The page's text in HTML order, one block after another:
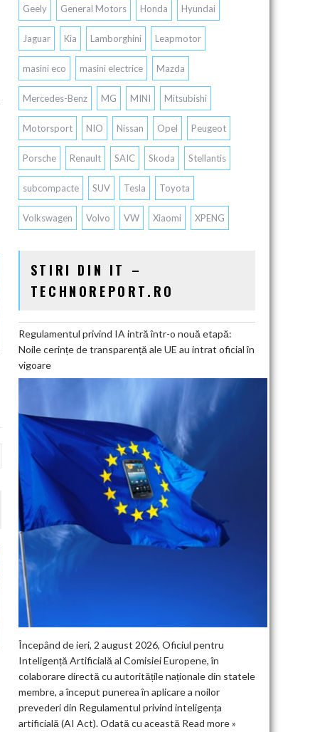
Geely General Motors Honda Hyundai
Jaguar Kia Lamborghini Leapmotor
masini eco masini electrice Mazda
Mercedes-Benz MG MINI Mitsubishi
Motorsport NIO Nissan Opel Peugeot
Porsche Renault SAIC Skoda Stellantis
subcompacte SUV Tesla Toyota
Volkswagen Volvo VW Xiaomi XPENG
STIRI DIN IT –
TECHNOREPORT.RO
Regulamentul privind IA intră într-o nouă etapă:
Noile cerințe de transparență ale UE au intrat oficial în
vigoare
Începând de ieri, 2 august 2026, Oficiul pentru
Inteligență Artificială al Comisiei Europene, în
colaborare directă cu autoritățile naționale din statele
membre, a început punerea în aplicare a noilor
prevederi din Regulamentul privind inteligența
artificială (AI Act). Odată cu această Read more »